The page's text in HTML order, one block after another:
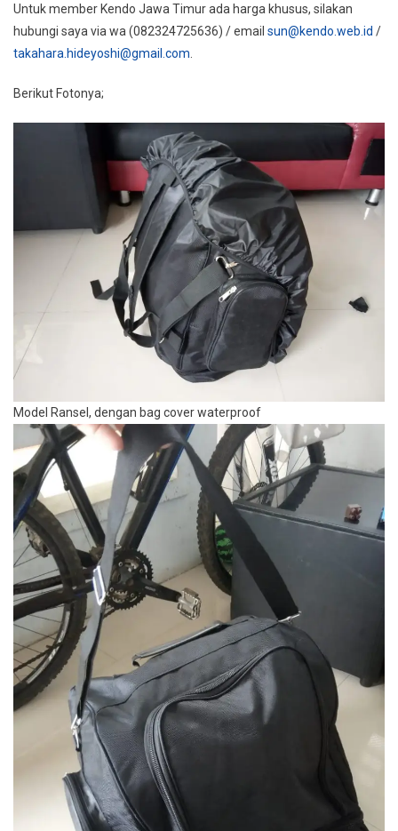
Dan
Awet,
Untuk member Kendo Jawa Timur ada harga khusus, silakan
hubungi saya via wa (082324725636) / email sun@kendo.web.id /
takahara.hideyoshi@gmail.com
Berikut Fotonya;
Model Ransel, dengan bag cover waterproof